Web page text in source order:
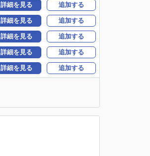
詳細を見る 追加する
詳細を見る 追加する
詳細を見る 追加する
詳細を見る 追加する
詳細を見る 追加する